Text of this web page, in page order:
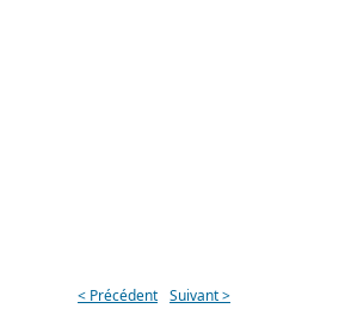
< Précédent Suivant >